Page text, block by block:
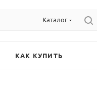
Каталог
КАК КУПИТЬ